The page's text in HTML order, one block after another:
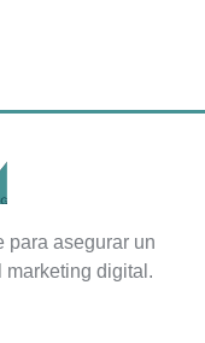
para asegurar un
digital.